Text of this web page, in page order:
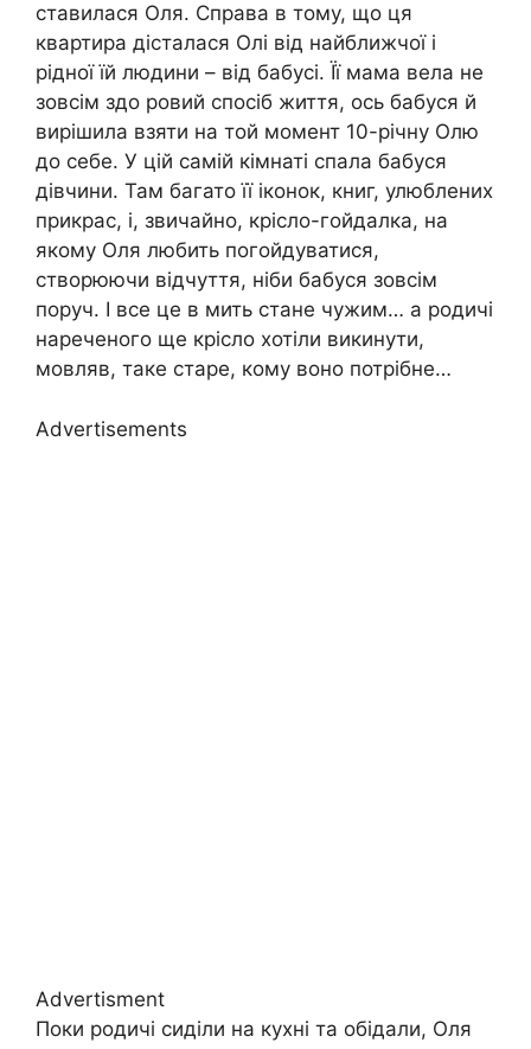
ставилася Оля. Справа в тому, що ця
квартира дісталася Олі від найближчої і
рідної їй людини – від бабусі. Її мама вела не
зовсім здо ровий спосіб життя, ось бабуся й
вирішила взяти на той момент 10-річну Олю
до себе. У цій самій кімнаті спала бабуся
дівчини. Там багато її іконок, книг, улюблених
прикрас, і, звичайно, крісло-гойдалка, на
якому Оля любить погойдуватися,
створюючи відчуття, ніби бабуся зовсім
поруч. І все це в мить стане чужим… а родичі
нареченого ще крісло хотіли викинути,
мовляв, таке старе, кому воно потрібне…
Advertisements
Advertisment
Поки родичі сиділи на кухні та обідали, Оля